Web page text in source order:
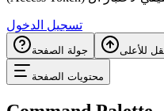
تسجيل الدخول
جولة الصفحة للأعلى
محتويات الصفحة